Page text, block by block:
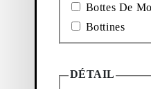
le quotidien,
Nos
tiges hautes,
par un look
qui offrent
Bottes De
Bottines
DÉTAIL